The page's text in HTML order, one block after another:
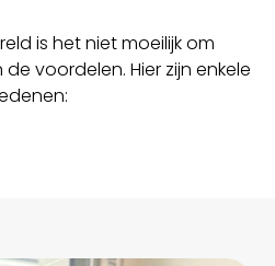
is het niet moeilijk om
voordelen. Hier zijn enkele